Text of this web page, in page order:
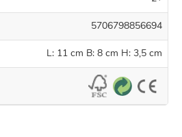
5706798856694
L: 11 cm B: 8 cm H: 3,5 cm